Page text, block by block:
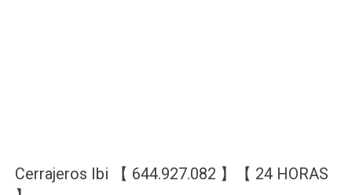
Cerrajeros Ibi 【 644.927.082 】【 24 HORAS